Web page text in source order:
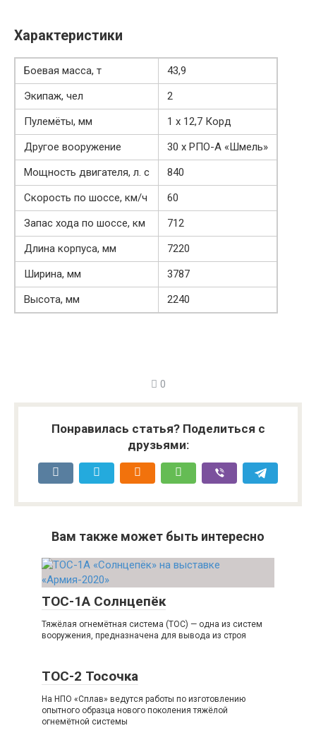
Характеристики
Боевая масса, т
43,9
Экипаж, чел
2
Пулемёты, мм
1 х 12,7 Корд
Другое вооружение
30 х РПО-А «Шмель»
Мощность двигателя, л. с
840
Скорость по шоссе, км/ч
60
Запас хода по шоссе, км
712
Длина корпуса, мм
7220
Ширина, мм
3787
Высота, мм
2240
0
Понравилась статья? Поделиться с
друзьями:
Вам также может быть интересно
ТОС-1А Солнцепёк
Тяжёлая огнемётная система (ТОС) — одна из систем
вооружения, предназначена для вывода из строя
ТОС-2 Тосочка
На НПО «Сплав» ведутся работы по изготовлению
опытного образца нового поколения тяжёлой
огнемётной системы